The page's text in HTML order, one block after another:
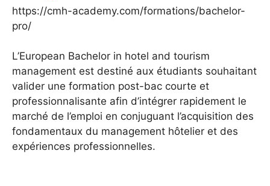
https://cmh-academy.com/formations/bachelor-
pro/
L’European Bachelor in hotel and tourism
management est destiné aux étudiants souhaitant
valider une formation post-bac courte et
professionnalisante afin d’intégrer rapidement le
marché de l’emploi en conjuguant l’acquisition des
fondamentaux du management hôtelier et des
expériences professionnelles.